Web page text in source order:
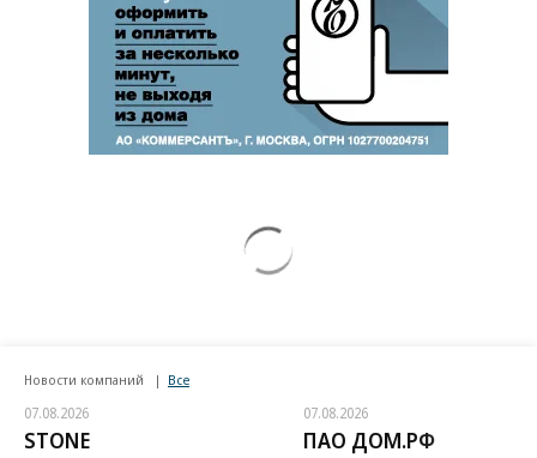
Новости компаний Все
07.08.2026
STONE
07.08.2026
ПАО ДОМ.РФ